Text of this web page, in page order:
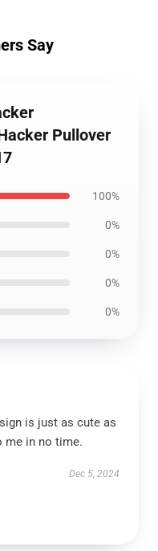
Say
Pullover
100%
0%
0%
0%
0%
is just as cute as
me in no time.
Dec 5, 2024